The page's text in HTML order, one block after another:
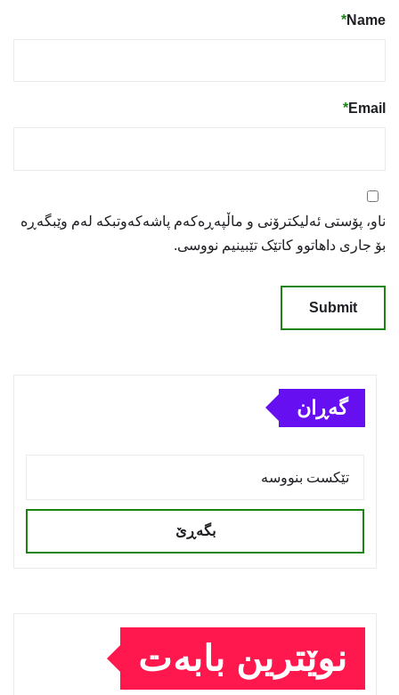
Name
*
Email
*
ناو، پۆستی ئەلیکترۆنی و ماڵپەڕەکەم پاشەکەوتبکە لەم وێبگەڕە
بۆ جاری داهاتوو کاتێک تێبینیم نووسی.
گەڕان
بگەڕێ
نوێترین بابەت